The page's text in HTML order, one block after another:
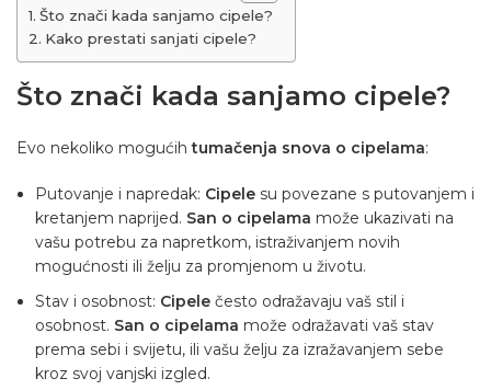
Što znači kada sanjamo cipele?
Kako prestati sanjati cipele?
Što znači kada sanjamo cipele?
Evo nekoliko mogućihtumačenja snova o cipelama:
Putovanje i napredak: Cipele su povezane s putovanjem i
kretanjem naprijed. San o cipelama može ukazivati na
vašu potrebu za napretkom, istraživanjem novih
mogućnosti ili želju za promjenom u životu.
Stav i osobnost: Cipele često odražavaju vaš stil i
osobnost. San o cipelama može odražavati vaš stav
prema sebi i svijetu, ili vašu želju za izražavanjem sebe
kroz svoj vanjski izgled.